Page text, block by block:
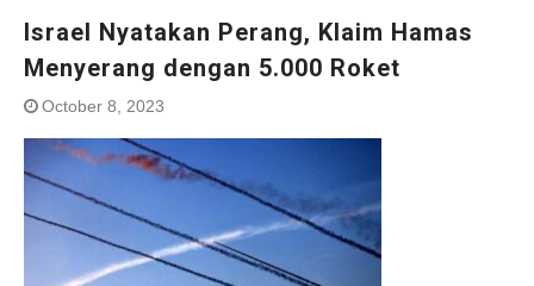
Israel Nyatakan Perang, Klaim Hamas
Menyerang dengan 5.000 Roket
October 8, 2023